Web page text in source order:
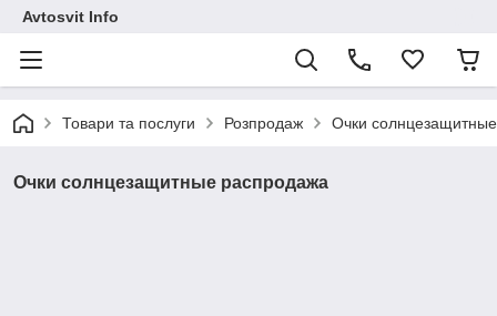
Avtosvit Info
Товари та послуги Розпродаж Очки
Очки солнцезащитные распродажа